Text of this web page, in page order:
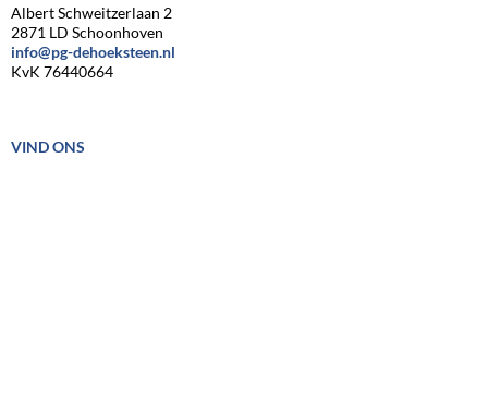
Albert Schweitzerlaan 2
2871 LD Schoonhoven
info@pg-dehoeksteen.nl
KvK 76440664
VIND ONS